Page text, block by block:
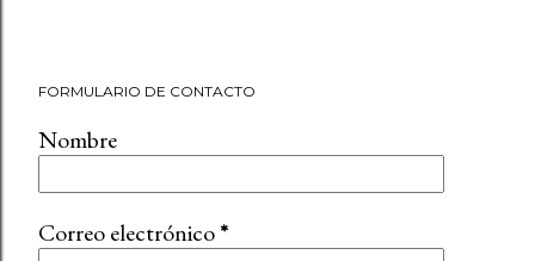
FORMULARIO DE CONTACTO
Nombre
Correo electrónico*